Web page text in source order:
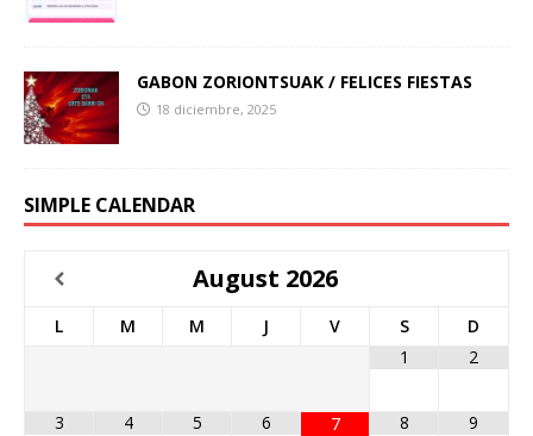
GABON ZORIONTSUAK / FELICES FIESTAS
18 diciembre, 2025
SIMPLE CALENDAR
August 2026
L M M J V S
D
1
2
3 4 5 6 7 8 9